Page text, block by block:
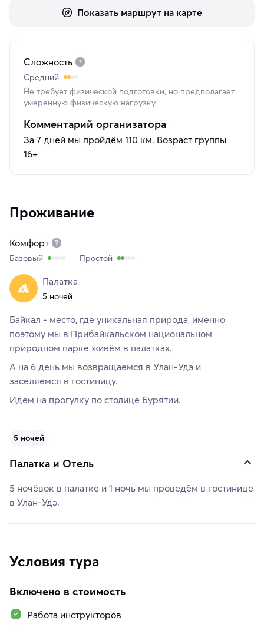
Показать маршрут на карте
Сложность
Средний
Не требует физической подготовки, но предполагает
умеренную физическую нагрузку
Комментарий организатора
За 7 дней мы пройдём 110 км. Возраст группы
16+
Проживание
Комфорт
Базовый Простой
Палатка
5 ночей
Байкал - место, где уникальная природа, именно
поэтому мы в Прибайкальском национальном
природном парке живём в палатках.
А на 6 день мы возвращаемся в Улан-Удэ и
заселяемся в гостиницу.
Идем на прогулку по столице Бурятии.
5 ночей
Палатка и Отель
5 ночёвок в палатке и 1 ночь мы проведём в гостинице
в Улан-Удэ.
Условия тура
Включено в стоимость
Работа инструкторов